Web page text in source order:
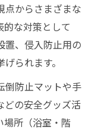
点からさまざまな
な対策として
置、侵入防止用の
られます。
倒防止マットや手
どの安全グッズ活
場所（浴室・階